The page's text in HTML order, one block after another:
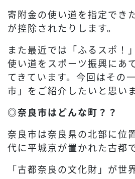
寄附金の使い道を指定でき
が控除されたりします。
また最近では「ふるスポ！
使い道をスポーツ振興にあ
てきています。今回はその
市」をご紹介したいと思いま
◎奈良市はどんな町？？
奈良市は奈良県の北部に位
代に平城京が置かれた古都
「古都奈良の文化財」が世